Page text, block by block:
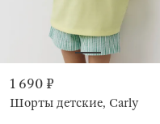
1 690 ₽
Шорты детские, Carly